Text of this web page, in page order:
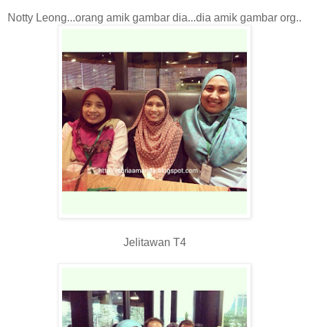
Notty Leong...orang amik gambar dia...dia amik gambar org..
Jelitawan T4